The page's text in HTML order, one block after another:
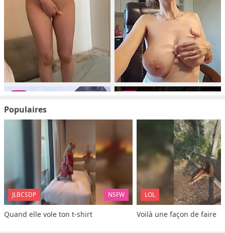
Populaires
JLBCSDP NSFW
Quand elle vole ton t-shirt
LOL
Voilà une façon de faire